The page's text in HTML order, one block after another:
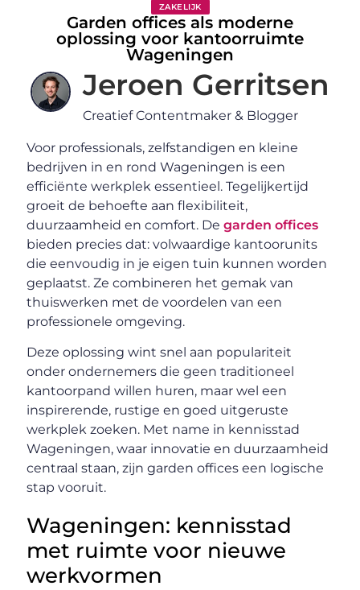
ZAKELIJK
Garden offices als moderne
oplossing voor kantoorruimte
Wageningen
Jeroen Gerritsen
Creatief Contentmaker & Blogger
Voor professionals, zelfstandigen en kleine
bedrijven in en rond Wageningen is een
efficiënte werkplek essentieel. Tegelijkertijd
groeit de behoefte aan flexibiliteit,
duurzaamheid en comfort. De garden offices
bieden precies dat: volwaardige kantoorunits
die eenvoudig in je eigen tuin kunnen worden
geplaatst. Ze combineren het gemak van
thuiswerken met de voordelen van een
professionele omgeving.
Deze oplossing wint snel aan populariteit
onder ondernemers die geen traditioneel
kantoorpand willen huren, maar wel een
inspirerende, rustige en goed uitgeruste
werkplek zoeken. Met name in kennisstad
Wageningen, waar innovatie en duurzaamheid
centraal staan, zijn garden offices een logische
stap vooruit.
Wageningen: kennisstad
met ruimte voor nieuwe
werkvormen